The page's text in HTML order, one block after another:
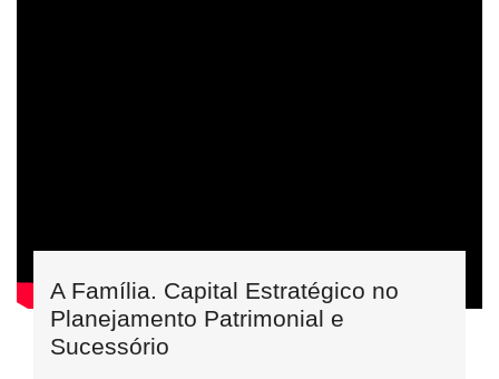
A Família. Capital Estratégico no
Planejamento Patrimonial e
Sucessório